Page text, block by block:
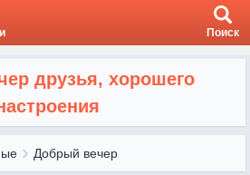
Поиск
друзья, хорошего
Добрый вечер